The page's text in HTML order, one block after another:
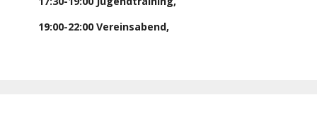
19:00-22:00 Vereinsabend,